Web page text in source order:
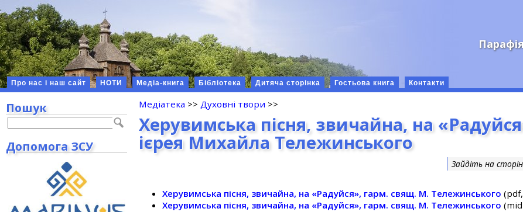
Про нас і наш сайт НОТИ Медіа-книга Бібліотека Дитяча сторінка Гостьова книга Контакти
Медіатека >>Духовні твори >>
Херувимська пісня, звичайна, на
ієрея Михайла Тележинського
Зайдіть на
Херувимська пісня, звичайна, на «Радуйся», гарм. свящ. М. Тележинського
Херувимська пісня, звичайна, на «Радуйся», гарм. свящ. М. Тележинського
Пошук
Допомога ЗСУ